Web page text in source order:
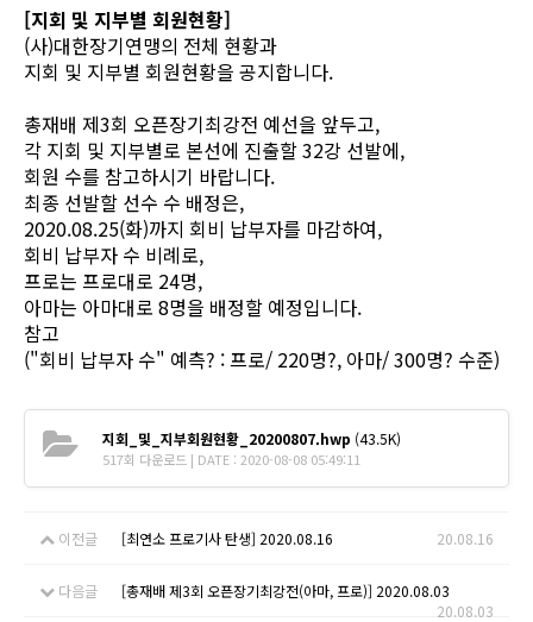
[지회 및 지부별 회원현황]
(사)대한장기연맹의 전체 현황과
지회 및 지부별 회원현황을 공지합니다.
총재배 제3회 오픈장기최강전 예선을 앞두고,
각 지회 및 지부별로 본선에 진출할 32강 선발에,
회원 수를 참고하시기 바랍니다.
최종 선발할 선수 수 배정은,
2020.08.25(화)까지 회비 납부자를 마감하여,
회비 납부자 수 비례로,
프로는 프로대로 24명,
아마는 아마대로 8명을 배정할 예정입니다.
참고
("회비 납부자 수" 예측? : 프로/ 220명?, 아마/ 300명? 수준)
지회_및_지부회원현황_20200807.hwp (43.5K)
517회 다운로드 | DATE : 2020-08-08 05:49:11
이전글 [최연소 프로기사 탄생] 2020.08.16 20.08.16
다음글
[총재배 제3회 오픈장기최강전(아마, 프로)] 2020.08.03
20.08.03